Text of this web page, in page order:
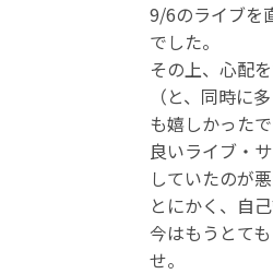
9/6のライブを
でした。
その上、心配
（と、同時に
も嬉しかった
良いライブ・
していたのが
とにかく、自
今はもうとて
せ。